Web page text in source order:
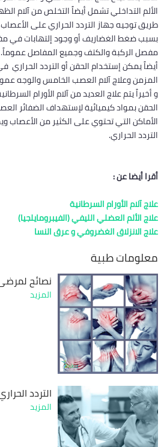
الألم التداخلي تشمل أيضاً التخلص من آلام
طريق توجيه جهاز التردد الحراري على
بسبب ضغط الغضاريف أو وجود إلتهابات في
مفصل الركبة والكتف وجميع المفاصل عموماً.
أيضاً يمكن إستخدام الحقن أو التردد الحراري
المزمن وعلاج آلام العصب الخامس والوجه
و أخيراً يتم علاج العديد من آلام الأورام
الحقن بمواد كيميائية لإستهداف الضفائر
الأماكن التي تحتوي على الكثير من
التردد الحراري.
أقرا أيضا عن :
علاج آلام الأورام السرطانية
علاج الألم العضلي الليفي (الفيبرومايلجيا)
علاج الانزلاق الغضروفي و عرق النسا
معلومات طبية
نصائح لمرضى
المزيد
التردد
المزيد